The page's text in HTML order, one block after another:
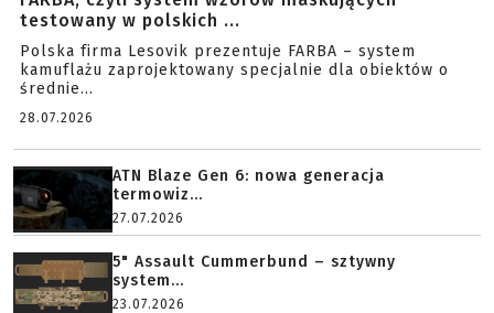
testowany w polskich ...
Polska firma Lesovik prezentuje FARBA – system
kamuflażu zaprojektowany specjalnie dla obiektów o
średnie...
28.07.2026
ATN Blaze Gen 6: nowa generacja
termowiz...
27.07.2026
5" Assault Cummerbund – sztywny
system...
23.07.2026